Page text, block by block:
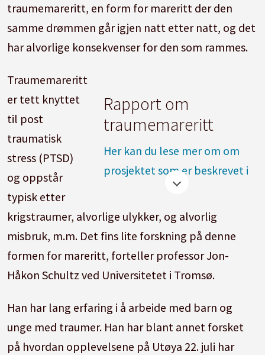
traumemareritt, en form for mareritt der den
samme drømmen går igjen natt etter natt, og det
har alvorlige konsekvenser for den som rammes.
Rapport om
traumemareritt
Her kan du lese mer om om
prosjektet som er beskrevet i
denne artikkelen (oppdatert
11. mai 2021).
Traumemareritt
er tett knyttet
til post
traumatisk
stress (PTSD)
og oppstår
typisk etter
krigstraumer, alvorlige ulykker, og alvorlig
misbruk, m.m. Det fins lite forskning på denne
formen for mareritt, forteller professor Jon-
Håkon Schultz ved Universitetet i Tromsø.
Han har lang erfaring i å arbeide med barn og
unge med traumer. Han har blant annet forsket
på hvordan opplevelsene på Utøya 22. juli har